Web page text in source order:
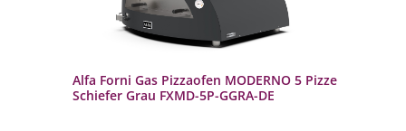
Alfa Forni Gas Pizzaofen MODERNO 5 Pizze
Schiefer Grau FXMD-5P-GGRA-DE